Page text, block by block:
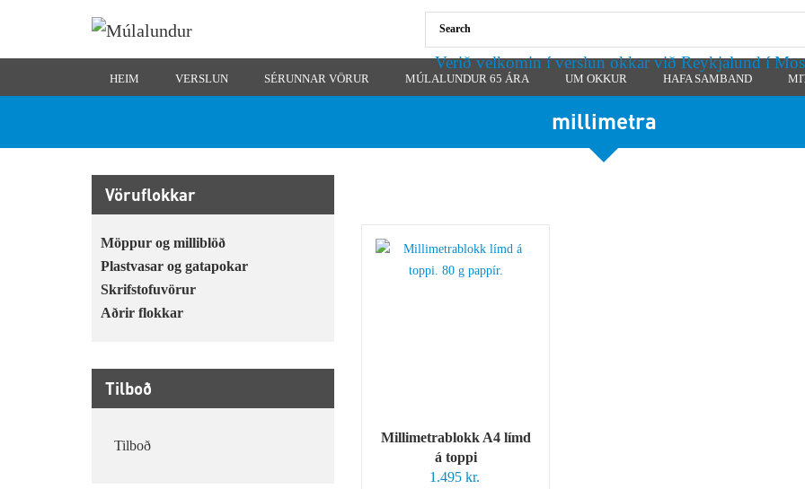
Verið velkomin í verslun okkar við Reykjalund í
HEIM VERSLUN SÉRUNNAR VÖRUR MÚLALUNDUR 65 ÁRA UM OKKUR HAFA SAMBAND
millimetra
Millimetrablokk A4 límd
á toppi
1.495 kr.
Vöruflokkar
Möppur og milliblöð
Plastvasar og gatapokar
Skrifstofuvörur
Aðrir flokkar
Tilboð
Tilboð